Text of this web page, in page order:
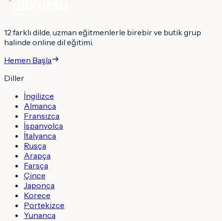
12 farklı dilde, uzman eğitmenlerle birebir ve butik grup
halinde online dil eğitimi.
Hemen Başla
Diller
İngilizce
Almanca
Fransızca
İspanyolca
İtalyanca
Rusça
Arapça
Farsça
Çince
Japonca
Korece
Portekizce
Yunanca